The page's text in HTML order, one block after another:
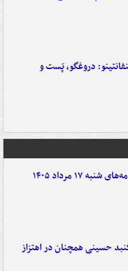
دروغگو، پَست‌ و
۱۷ مرداد ۱۴۰۵
حسینی همچنان در اهتزاز